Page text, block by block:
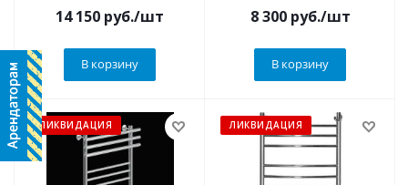
14 150 руб./шт
В корзину
8 300руб./шт
В корзину
ЛИКВИДАЦИЯ ЛИКВИДАЦИЯ